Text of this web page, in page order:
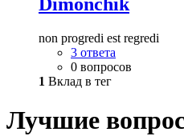
non progredi est regredi
3 ответа
0 вопросов
1 Вклад в тег
Лучшие